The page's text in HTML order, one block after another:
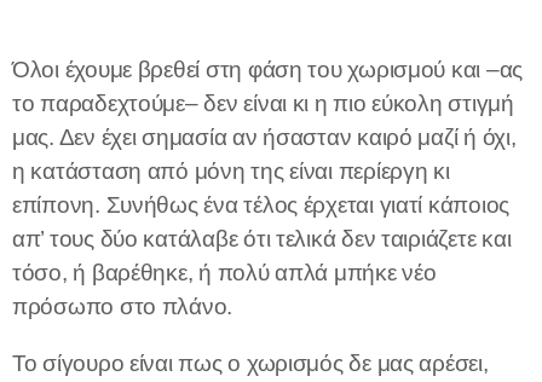
Όλοι έχουμε βρεθεί στη φάση του χωρισμού και –ας
το παραδεχτούμε– δεν είναι κι η πιο εύκολη στιγμή
μας. Δεν έχει σημασία αν ήσασταν καιρό μαζί ή όχι,
η κατάσταση από μόνη της είναι περίεργη κι
επίπονη. Συνήθως ένα τέλος έρχεται γιατί κάποιος
απ’ τους δύο κατάλαβε ότι τελικά δεν ταιριάζετε και
τόσο, ή βαρέθηκε, ή πολύ απλά μπήκε νέο
πρόσωπο στο πλάνο.
Το σίγουρο είναι πως ο χωρισμός δε μας αρέσει,